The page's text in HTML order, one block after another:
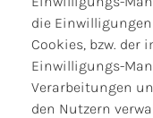
die
Cookies, bzw. der
Einwilligungs-
Verarbeitungen
den Nutzern